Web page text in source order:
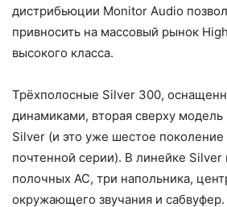
дистрибьюции Monitor Audio
привносить на массовый рынок
высокого класса.
Трёхполосные Silver 300,
динамиками, вторая сверху
Silver (и это уже шестое поколение
почтенной серии). В линейке Silver
полочных АС, три напольника,
окружающего звучания и